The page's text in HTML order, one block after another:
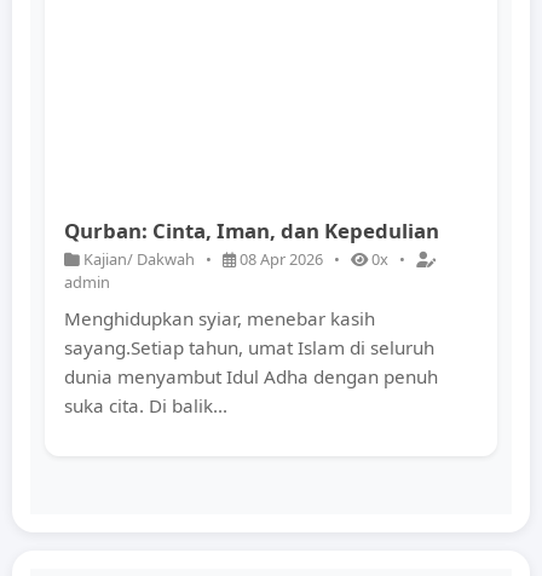
Qurban: Cinta, Iman, dan Kepedulian
Kajian/ Dakwah • 08 Apr 2026 • 0x •
admin
Menghidupkan syiar, menebar kasih
sayang.Setiap tahun, umat Islam di seluruh
dunia menyambut Idul Adha dengan penuh
suka cita. Di balik...